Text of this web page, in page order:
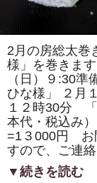
風」
巻
き
ま
す。
体
験
教
室
も
あ
り
す。
2月の房総太巻
様」を巻きま
（日）９:30
ひな様」 ２月
１２時30分
本代・税込み
=1３000円 お
すので、ご連
▼続きを読む